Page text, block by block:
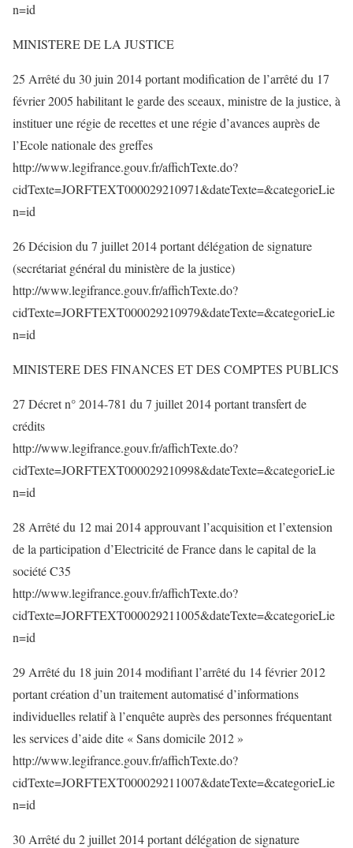
n=id
MINISTERE DE LA JUSTICE
25 Arrêté du 30 juin 2014 portant modification de l’arrêté du 17
février 2005 habilitant le garde des sceaux, ministre de la justice, à
instituer une régie de recettes et une régie d’avances auprès de
l’Ecole nationale des greffes
http://www.legifrance.gouv.fr/affichTexte.do?
cidTexte=JORFTEXT000029210971&dateTexte=&categorieLie
n=id
26 Décision du 7 juillet 2014 portant délégation de signature
(secrétariat général du ministère de la justice)
http://www.legifrance.gouv.fr/affichTexte.do?
cidTexte=JORFTEXT000029210979&dateTexte=&categorieLie
n=id
MINISTERE DES FINANCES ET DES COMPTES PUBLICS
27 Décret n° 2014-781 du 7 juillet 2014 portant transfert de
crédits
http://www.legifrance.gouv.fr/affichTexte.do?
cidTexte=JORFTEXT000029210998&dateTexte=&categorieLie
n=id
28 Arrêté du 12 mai 2014 approuvant l’acquisition et l’extension
de la participation d’Electricité de France dans le capital de la
société C35
http://www.legifrance.gouv.fr/affichTexte.do?
cidTexte=JORFTEXT000029211005&dateTexte=&categorieLie
n=id
29 Arrêté du 18 juin 2014 modifiant l’arrêté du 14 février 2012
portant création d’un traitement automatisé d’informations
individuelles relatif à l’enquête auprès des personnes fréquentant
les services d’aide dite « Sans domicile 2012 »
http://www.legifrance.gouv.fr/affichTexte.do?
cidTexte=JORFTEXT000029211007&dateTexte=&categorieLie
n=id
30 Arrêté du 2 juillet 2014 portant délégation de signature